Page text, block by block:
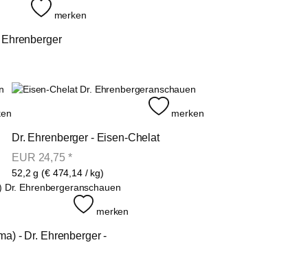
merken
anschauen
merken
Dr. Ehrenberger - Eisen-Chelat
EUR 24,75 *
52,2 g (€ 474,14 / kg)
anschauen
merken
- Dr. Ehrenberger -